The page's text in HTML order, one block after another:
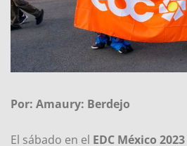
Por: Amaury: Berdejo
El sábado en el EDC México 2023